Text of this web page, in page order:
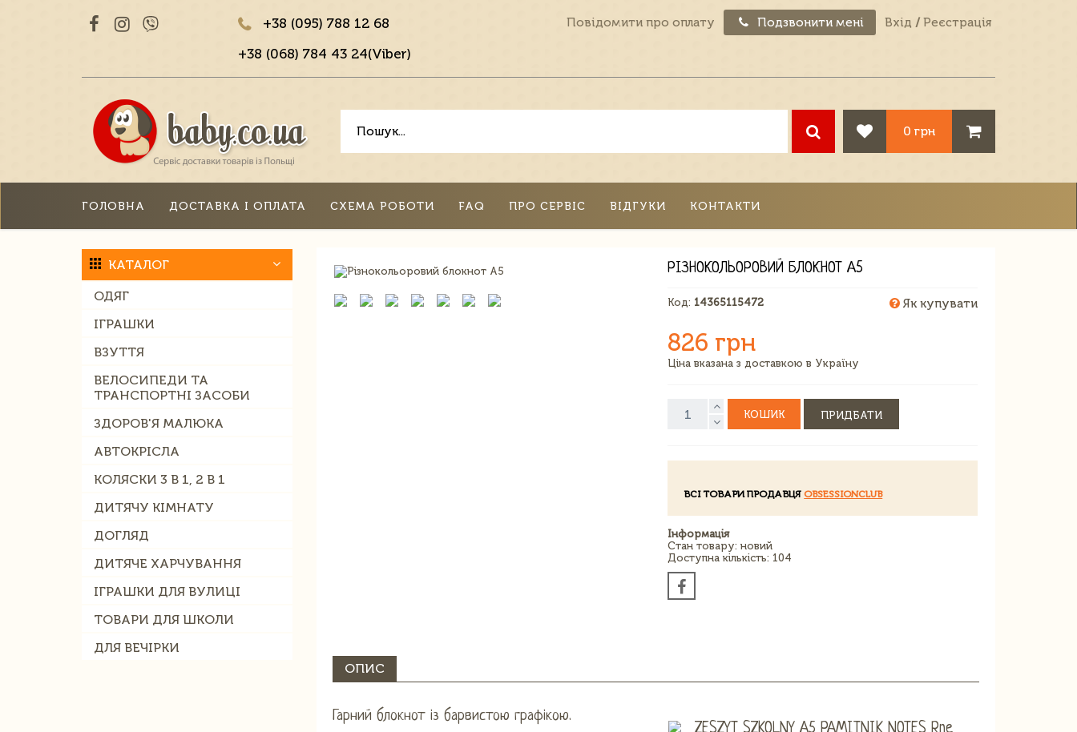
+38 (095) 788 12 68
+38 (068) 784 43 24(Viber)
Повідомити про оплату Подзвонити мені Вхід / Реєстрація
0 грн
ГОЛОВНА ДОСТАВКА І ОПЛАТА СХЕМА РОБОТИ FAQ ПРО СЕРВІС ВІДГУКИ КОНТАКТИ
КАТАЛОГ
ОДЯГ
ІГРАШКИ
ВЗУТТЯ
ВЕЛОСИПЕДИ ТА
ТРАНСПОРТНІ ЗАСОБИ
ЗДОРОВ'Я МАЛЮКА
АВТОКРІСЛА
КОЛЯСКИ 3 В 1, 2 В 1
ДИТЯЧУ КІМНАТУ
ДОГЛЯД
ДИТЯЧЕ ХАРЧУВАННЯ
ІГРАШКИ ДЛЯ ВУЛИЦІ
ТОВАРИ ДЛЯ ШКОЛИ
ДЛЯ ВЕЧІРКИ
РІЗНОКОЛЬОРОВИЙ БЛОКНОТ А5
Код: 14365115472 Як купувати
826 грн
Ціна вказана з доставкою в Україну
КОШИК ПРИДБАТИ
ВСІ ТОВАРИ ПРОДАВЦЯOBSESSIONCLUB
Інформація
Стан товару: новий
Доступна кількість: 104
ОПИС
Гарний блокнот із барвистою графікою.